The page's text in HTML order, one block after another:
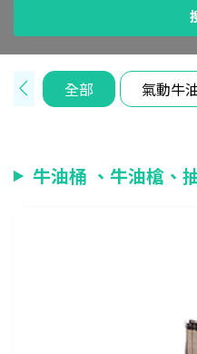
全部 氣動牛
牛油桶 、牛油槍、